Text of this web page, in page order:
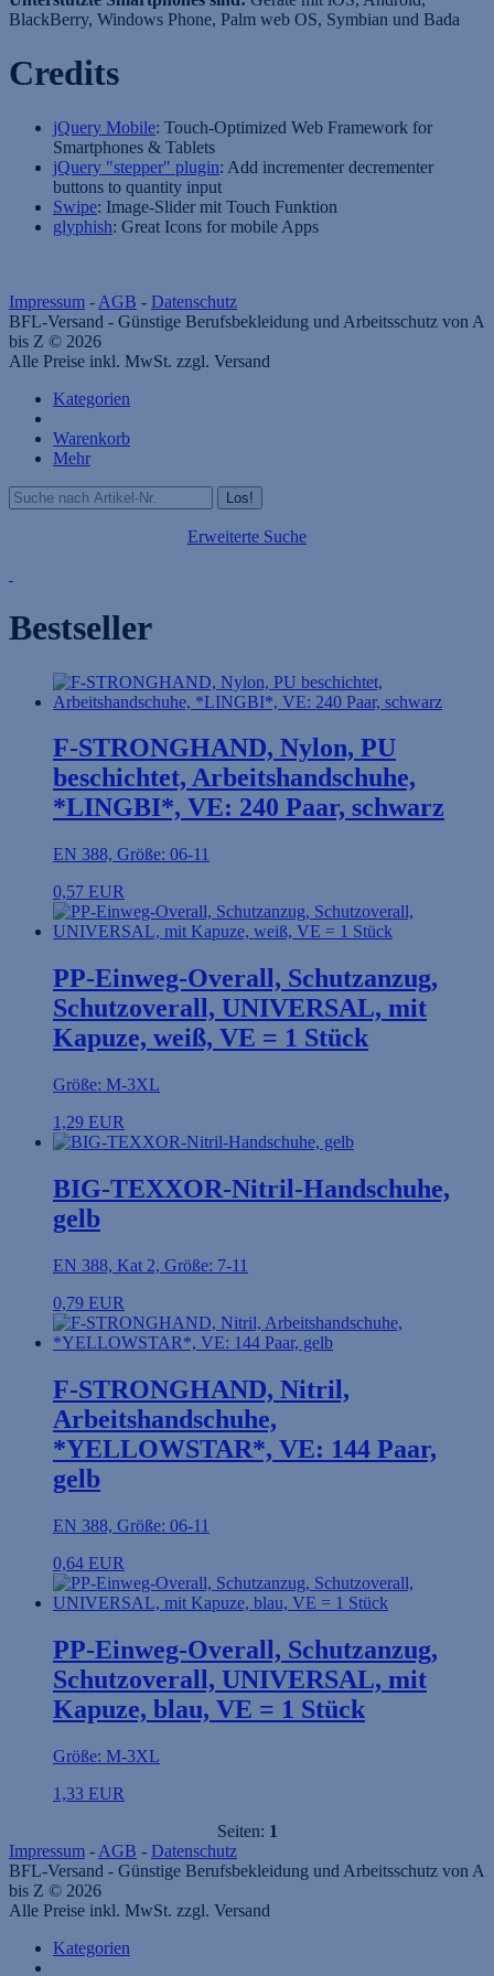
BlackBerry, Windows Phone, Palm web OS, Symbian und Bada
Credits
jQuery Mobile: Touch-Optimized Web Framework for
Smartphones & Tablets
jQuery "stepper" plugin: Add incrementer decrementer
buttons to quantity input
Swipe: Image-Slider mit Touch Funktion
glyphish: Great Icons for mobile Apps
Impressum - AGB - Datenschutz
BFL-Versand - Günstige Berufsbekleidung und Arbeitsschutz von A
bis Z © 2026
Alle Preise inkl. MwSt. zzgl. Versand
Kategorien
Warenkorb
Mehr
Erweiterte Suche
Bestseller
F-STRONGHAND, Nylon, PU
beschichtet, Arbeitshandschuhe,
*LINGBI*, VE: 240 Paar, schwarz
EN 388, Größe: 06-11
0,57 EUR
PP-Einweg-Overall, Schutzanzug,
Schutzoverall, UNIVERSAL, mit
Kapuze, weiß, VE = 1 Stück
Größe: M-3XL
1,29 EUR
BIG-TEXXOR-Nitril-Handschuhe,
gelb
EN 388, Kat 2, Größe: 7-11
0,79 EUR
F-STRONGHAND, Nitril,
Arbeitshandschuhe,
*YELLOWSTAR*, VE: 144 Paar,
gelb
EN 388, Größe: 06-11
0,64 EUR
PP-Einweg-Overall, Schutzanzug,
Schutzoverall, UNIVERSAL, mit
Kapuze, blau, VE = 1 Stück
Größe: M-3XL
1,33 EUR
Seiten: 1
Impressum - AGB - Datenschutz
BFL-Versand - Günstige Berufsbekleidung und Arbeitsschutz von A
bis Z © 2026
Alle Preise inkl. MwSt. zzgl. Versand
Kategorien